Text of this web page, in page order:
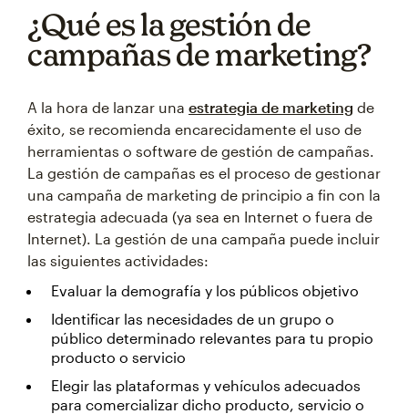
¿Qué es la gestión de
campañas de marketing?
A la hora de lanzar una estrategia de marketing de
éxito, se recomienda encarecidamente el uso de
herramientas o software de gestión de campañas.
La gestión de campañas es el proceso de gestionar
una campaña de marketing de principio a fin con la
estrategia adecuada (ya sea en Internet o fuera de
Internet). La gestión de una campaña puede incluir
las siguientes actividades:
Evaluar la demografía y los públicos objetivo
Identificar las necesidades de un grupo o
público determinado relevantes para tu propio
producto o servicio
Elegir las plataformas y vehículos adecuados
para comercializar dicho producto, servicio o